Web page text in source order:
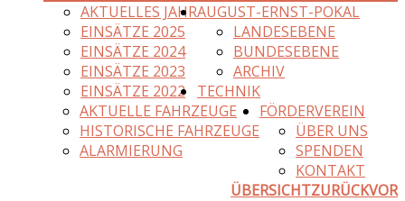
AKTUELLES JAHR
EINSÄTZE 2025
EINSÄTZE 2024
EINSÄTZE 2023
EINSÄTZE 2022
AUGUST-ERNST-POKAL
LANDESEBENE
BUNDESEBENE
ARCHIV
TECHNIK
AKTUELLE FAHRZEUGE
HISTORISCHE FAHRZEUGE
ALARMIERUNG
FÖRDERVEREIN
ÜBER UNS
SPENDEN
KONTAKT
ÜBERSICHTZURÜCKVOR